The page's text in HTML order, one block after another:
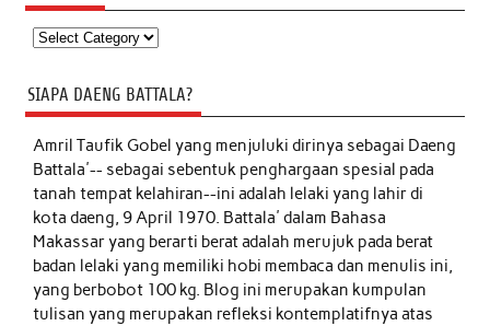
Kategori
SIAPA DAENG BATTALA?
Amril Taufik Gobelyang menjuluki dirinya sebagai Daeng
Battala'-- sebagai sebentuk penghargaan spesial pada
tanah tempat kelahiran--ini adalah lelaki yang lahir di
kota daeng, 9 April 1970. Battala' dalam Bahasa
Makassar yang berarti berat adalah merujuk pada berat
badan lelaki yang memiliki hobi membaca dan menulis ini,
yang berbobot 100 kg. Blog ini merupakan kumpulan
tulisan yang merupakan refleksi kontemplatifnya atas